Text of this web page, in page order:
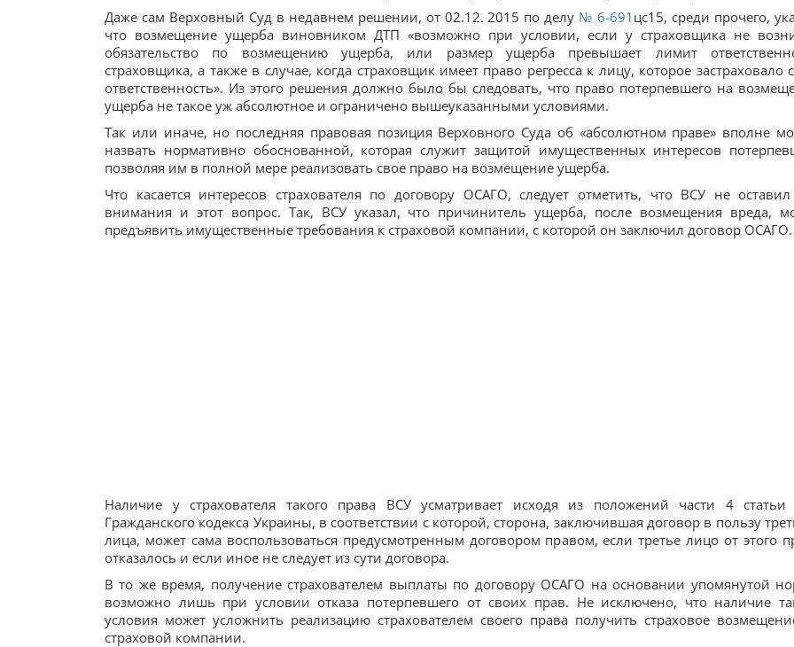
Даже сам Верховный Суд в недавнем решении, от 02.12. 2015 по делу № 6-691 цс15, среди прочего,
что возмещение ущерба виновником ДТП «возможно при условии, если у страховщика не
обязательство по возмещению ущерба, или размер ущерба превышает лимит
страховщика, а также в случае, когда страховщик имеет право регресса к лицу, которое застраховало
ответственность». Из этого решения должно было бы следовать, что право потерпевшего на
ущерба не такое уж абсолютное и ограничено вышеуказанными условиями.
Так или иначе, но последняя правовая позиция Верховного Суда об «абсолютном праве» вполне
назвать нормативно обоснованной, которая служит защитой имущественных интересов
позволяя им в полной мере реализовать свое право на возмещение ущерба.
Что касается интересов страхователя по договору ОСАГО, следует отметить, что ВСУ не
внимания и этот вопрос. Так, ВСУ указал, что причинитель ущерба, после возмещения вреда,
предъявить имущественные требования к страховой компании, с которой он заключил договор ОСАГО.
Наличие у страхователя такого права ВСУ усматривает исходя из положений части 4 статьи
Гражданского кодекса Украины, в соответствии с которой, сторона, заключившая договор в пользу
лица, может сама воспользоваться предусмотренным договором правом, если третье лицо от этого
отказалось и если иное не следует из сути договора.
В то же время, получение страхователем выплаты по договору ОСАГО на основании упомянутой
возможно лишь при условии отказа потерпевшего от своих прав. Не исключено, что наличие
условия может усложнить реализацию страхователем своего права получить страховое
страховой компании.